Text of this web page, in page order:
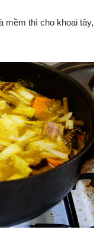
mềm thì cho khoai tây,